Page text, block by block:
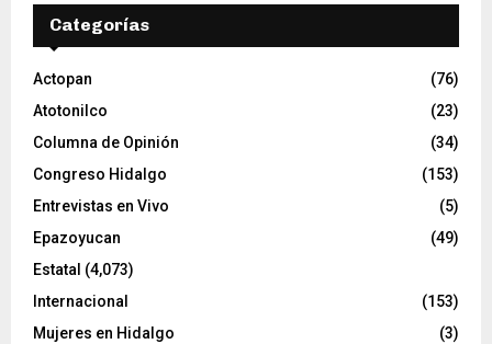
v
e
o
Categorías
Actopan
(76)
Atotonilco
(23)
Columna de Opinión
(34)
Congreso Hidalgo
(153)
Entrevistas en Vivo
(5)
Epazoyucan
(49)
Estatal (4,073)
Internacional
(153)
Mujeres en Hidalgo
(3)